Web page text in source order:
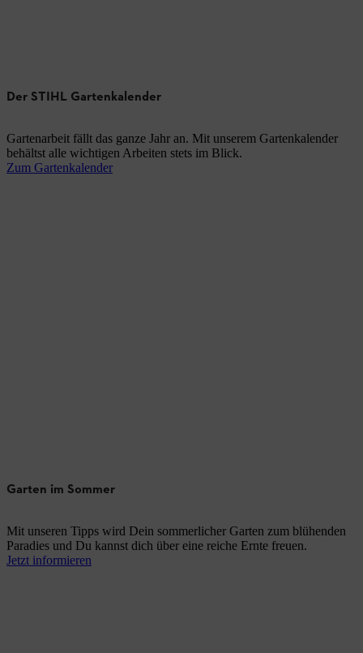
Der STIHL Gartenkalender
Gartenarbeit fällt das ganze Jahr an. Mit unserem Gartenkalender
behältst alle wichtigen Arbeiten stets im Blick.
Zum Gartenkalender
Garten im Sommer
Mit unseren Tipps wird Dein sommerlicher Garten zum blühenden
Paradies und Du kannst dich über eine reiche Ernte freuen.
Jetzt informieren